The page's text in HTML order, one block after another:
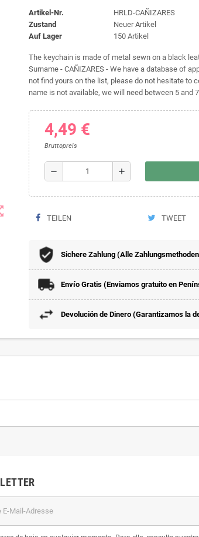
Artikel-Nr.
HRLD-CAÑIZARES
Zustand
Neuer Artikel
Auf Lager
150 Artikel
The keychain is made of metal sewn on a black
Surname - CAÑIZARES - We have a database of
not find yours on the list, please do not hesitate to
name is not available, we will need between 5 and
4,49 €
Bruttopreis
remove add
TEILEN TWEET
Sichere Zahlung (Alle
Envío Gratis (Enviamos gratuito en
Devolución de Dinero (Garantizamos la